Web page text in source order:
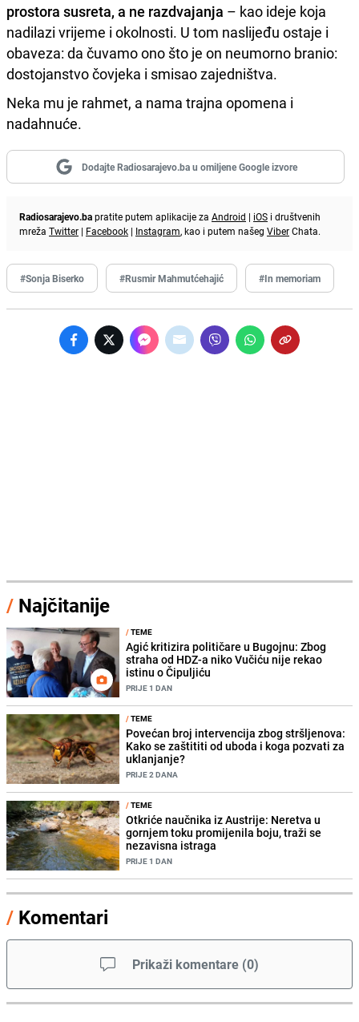
prostora susreta, a ne razdvajanja – kao ideje koja
nadilazi vrijeme i okolnosti. U tom naslijeđu ostaje i
obaveza: da čuvamo ono što je on neumorno branio:
dostojanstvo čovjeka i smisao zajedništva.
Neka mu je rahmet, a nama trajna opomena i
nadahnuće.
Dodajte Radiosarajevo.ba u omiljene Google izvore
Radiosarajevo.bapratite putem aplikacije za Android | iOS i društvenih
mreža Twitter | Facebook | Instagram, kao i putem našeg ViberChata.
#Sonja Biserko #Rusmir Mahmutćehajić #In memoriam
/ Najčitanije
/TEME
Agić kritizira političare u Bugojnu: Zbog
straha od HDZ-a niko Vučiću nije rekao
istinu o Čipuljiću
PRIJE 1 DAN
/TEME
Povećan broj intervencija zbog stršljenova:
Kako se zaštititi od uboda i koga pozvati za
uklanjanje?
PRIJE 2 DANA
/TEME
Otkriće naučnika iz Austrije: Neretva u
gornjem toku promijenila boju, traži se
nezavisna istraga
PRIJE 1 DAN
/ Komentari
Prikaži komentare (0)